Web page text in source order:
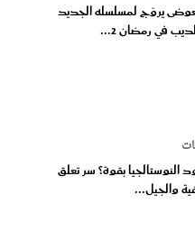
يروّج لمسلسله الجديد
في رمضان 2...
النوستالجيا بقوة؟ سر تعلق
والجيل...